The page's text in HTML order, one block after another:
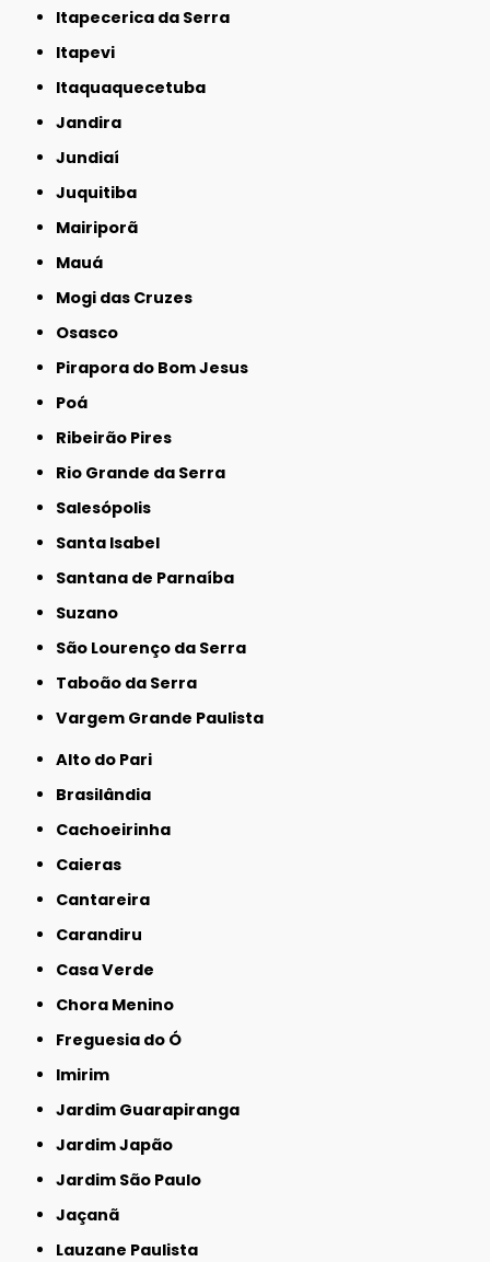
Itapecerica da Serra
Itapevi
Itaquaquecetuba
Jandira
Jundiaí
Juquitiba
Mairiporã
Mauá
Mogi das Cruzes
Osasco
Pirapora do Bom Jesus
Poá
Ribeirão Pires
Rio Grande da Serra
Salesópolis
Santa Isabel
Santana de Parnaíba
Suzano
São Lourenço da Serra
Taboão da Serra
Vargem Grande Paulista
Alto do Pari
Brasilândia
Cachoeirinha
Caieras
Cantareira
Carandiru
Casa Verde
Chora Menino
Freguesia do Ó
Imirim
Jardim Guarapiranga
Jardim Japão
Jardim São Paulo
Jaçanã
Lauzane Paulista